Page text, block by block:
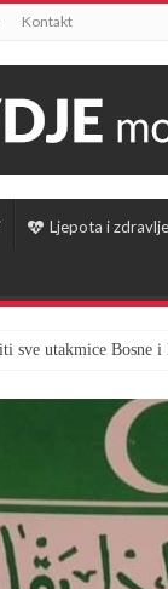
Kontakt
Ljepota i zdravlje
sve utakmice Bosne